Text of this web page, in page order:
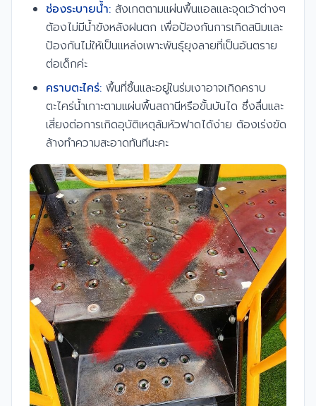
ช่องระบายน้ำ: สังเกตตามแผ่นพื้นแอลและจุดเว้าต่างๆ
ต้องไม่มีน้ำขังหลังฝนตก เพื่อป้องกันการเกิดสนิมและ
ป้องกันไม่ให้เป็นแหล่งเพาะพันธุ์ยุงลายที่เป็นอันตราย
ต่อเด็กค่ะ
คราบตะไคร่: พื้นที่ชื้นและอยู่ในร่มเงาอาจเกิดคราบ
ตะไคร่น้ำเกาะตามแผ่นพื้นสถานีหรือขั้นบันได ซึ่งลื่นและ
เสี่ยงต่อการเกิดอุบัติเหตุล้มหัวฟาดได้ง่าย ต้องเร่งขัด
ล้างทำความสะอาดทันทีนะคะ